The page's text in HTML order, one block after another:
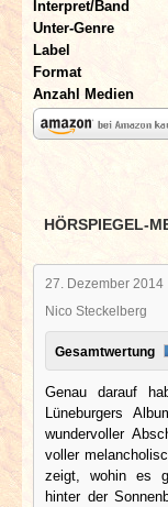
LINKS
ARCHIV
Interpret/Band
Unter-Genre
Label
Format
Anzahl Medien
HÖRSPIEGEL-
27. Dezember 2014
Nico Steckelberg
Gesamtwertung
Genau darauf
Lüneburgers
wundervoller
voller
zeigt, wohin es
hinter der